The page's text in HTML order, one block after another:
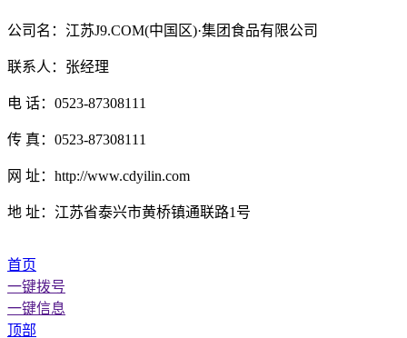
公司名：江苏J9.COM(中国区)·集团食品有限公司
联系人：张经理
电 话：0523-87308111
传 真：0523-87308111
网 址：http://www.cdyilin.com
地 址：江苏省泰兴市黄桥镇通联路1号
首页
一键拨号
一键信息
顶部